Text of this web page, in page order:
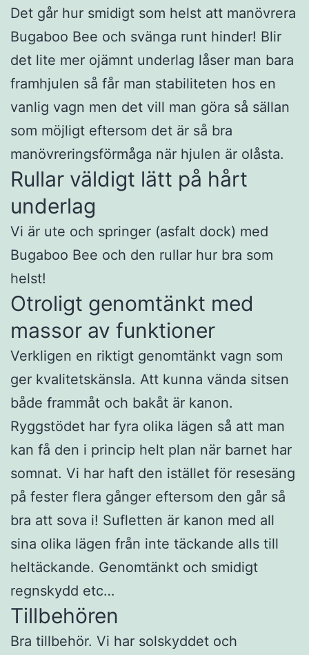
Det går hur smidigt som helst att manövrera
Bugaboo Bee och svänga runt hinder! Blir
det lite mer ojämnt underlag låser man bara
framhjulen så får man stabiliteten hos en
vanlig vagn men det vill man göra så sällan
som möjligt eftersom det är så bra
manövreringsförmåga när hjulen är olåsta.
Rullar väldigt lätt på hårt
underlag
Vi är ute och springer (asfalt dock) med
Bugaboo Bee och den rullar hur bra som
helst!
Otroligt genomtänkt med
massor av funktioner
Verkligen en riktigt genomtänkt vagn som
ger kvalitetskänsla. Att kunna vända sitsen
både frammåt och bakåt är kanon.
Ryggstödet har fyra olika lägen så att man
kan få den i princip helt plan när barnet har
somnat. Vi har haft den istället för resesäng
på fester flera gånger eftersom den går så
bra att sova i! Sufletten är kanon med all
sina olika lägen från inte täckande alls till
heltäckande. Genomtänkt och smidigt
regnskydd etc…
Tillbehören
Bra tillbehör. Vi har solskyddet och